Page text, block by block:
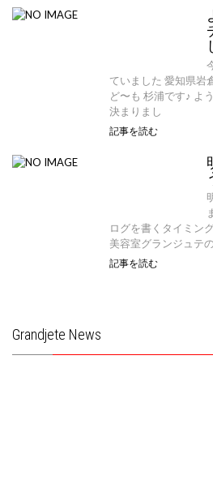
ていました 愛知県岩
ど〜も 杉浦です♪ よ
決まりまし
記事を読む
ログを書くタイミン
美容室グランジュテ
記事を読む
Grandjete News